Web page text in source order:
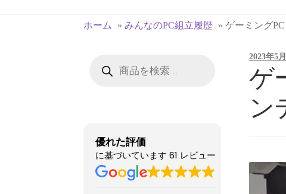
ッ
ホーム »みんなのPC組立履歴 »ゲーミング
2023年5
ゲ
ン
優れた評価
に基づいています 61 レビュー